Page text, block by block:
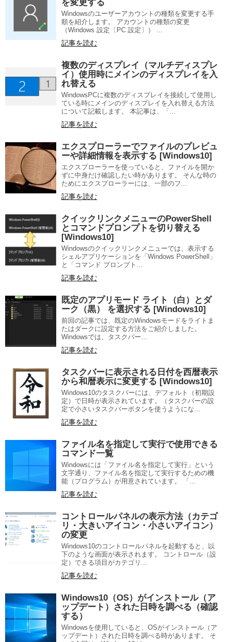
を変更する
Windowsのユーザーアカウントの種類を変更する手
順を紹介します。 アカウントの種類の変更
（Windows 設定〔PC 設定〕） ...
記事を読む
複数のディスプレイ（マルチディスプレ
イ）使用時にメインのディスプレイを入
れ替える
WindowsPCに複数のディスプレイを接続して使用し
ている時にメインのディスプレイを入れ替える方法
について記載します。 本記事は、「...
記事を読む
エクスプローラーでファイルのプレビュ
ーや詳細情報を表示する [Windows10]
エクスプローラーを使っていると、ファイルを開か
ずに中身だけ確認したい時があります。 そんな時の
ためにエクスプローラーには、一部のフ...
記事を読む
クイックリンクメニューのPowerShell
とコマンドプロンプトを切り替える
[Windows10]
Windowsのクイックリンクメニューでは、表示する
シェルアプリケーションを「Windows PowerShell」
と「コマンド プロンプト...
記事を読む
既定のアプリモード ライト（白）とダ
ーク（黒） を選択する [Windows10]
前回の記事では、既定のWindowsモードをライトま
たはダークに設定する方法をご紹介しました。
Windowsでは、タスクバー...
記事を読む
タスクバーに表示される日付を西暦表示
から和暦表示に変更する [Windows10]
Windows10のタスクバーには、デフォルト（初期設
定）で日時が表示されています。（タスクバーの設
定で小さいタスクバーボタンを使うようにな...
記事を読む
ファイル名を指定して実行で使用できる
コマンド一覧
Windowsには「ファイル名を指定して実行」という
文字通り、ファイル名を指定して実行するための機
能（プログラム）が用意されています。 「...
記事を読む
コントロールパネルの表示方法（カテゴ
リ・大きいアイコン・小さいアイコン）
の変更
Windows10のコントロールパネルを起動すると、以
下のような画面が表示されます。 コントロール（設
定）できる項目がカテゴリ...
記事を読む
Windows10（OS）がインストール（ア
ップデート）された日時を調べる（確認
する）
Windowsを使用していると、OSがインストール（ア
ップデート）された日時を調べる時があります。 そ